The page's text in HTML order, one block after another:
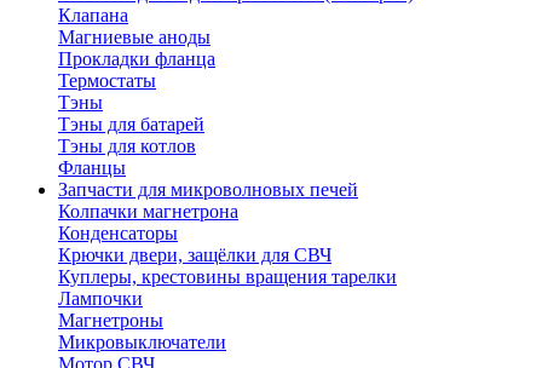
Клапана
Магниевые аноды
Прокладки фланца
Термостаты
Тэны
Тэны для батарей
Тэны для котлов
Фланцы
Запчасти для микроволновых печей
Колпачки магнетрона
Конденсаторы
Крючки двери, защёлки для СВЧ
Куплеры, крестовины вращения тарелки
Лампочки
Магнетроны
Микровыключатели
Мотор СВЧ